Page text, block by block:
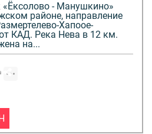
- Манушкино»
районе, направление
Хапоое-
КАД. Река Нева в 12 км.
на...